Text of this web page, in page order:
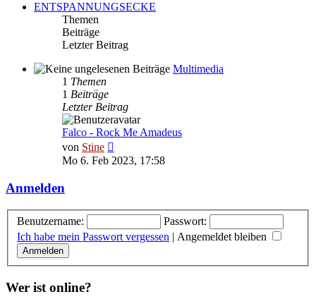
ENTSPANNUNGSECKE
Themen
Beiträge
Letzter Beitrag
Multimedia
1 Themen
1 Beiträge
Letzter Beitrag
Falco - Rock Me Amadeus
von Stine
Beitrag
Mo 6. Feb 2023, 17:58
Anmelden
Benutzername:
Passwort:
Ich habe mein Passwort vergessen
Angemeldet bleiben
Wer ist online?